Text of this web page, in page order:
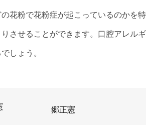
花粉で花粉症が起こっているのかを
させることができます。口腔アレル
しょう。
郷正憲